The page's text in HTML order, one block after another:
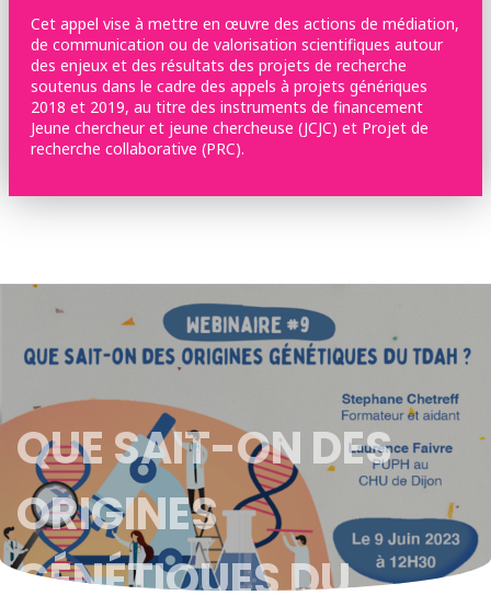
Cet appel vise à mettre en œuvre des actions de médiation,
de communication ou de valorisation scientifiques autour
des enjeux et des résultats des projets de recherche
soutenus dans le cadre des appels à projets génériques
2018 et 2019, au titre des instruments de financement
Jeune chercheur et jeune chercheuse (JCJC) et Projet de
recherche collaborative (PRC).
QUE SAIT-ON DES
ORIGINES
GÉNÉTIQUES DU